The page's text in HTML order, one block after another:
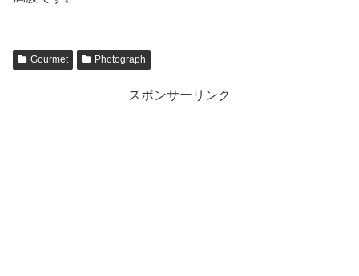
Gourmet Photograph
スポンサーリンク